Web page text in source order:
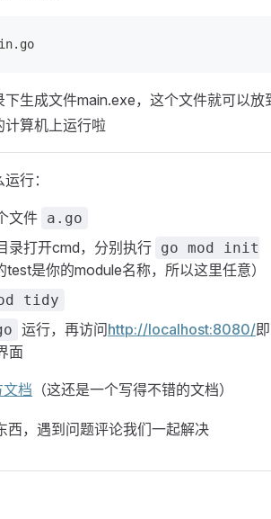
生成文件main.exe，这个文件就可以放
算机上运行啦
行：
文件 a.go
录打开cmd，分别执行 go mod init
test是你的module名称，所以这里任意）
tidy
运行，再访问http://localhost:8080/
面
文档 （这还是一个写得不错的文档）
西，遇到问题评论我们一起解决